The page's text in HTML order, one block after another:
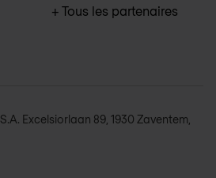
+ Tous les partenaires
Excelsiorlaan 89, 1930 Zaventem,